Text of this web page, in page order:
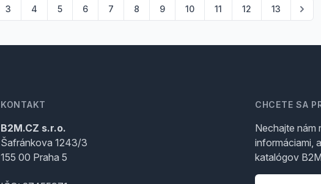
3 4 5 6 7 8 9 10 11 12 13
KONTAKT
B2M.CZ s.r.o.
Šafránkova 1243/3
155 00 Praha 5
CHCETE SA
Nechajte nám
informáciami,
katalógov
Telefón